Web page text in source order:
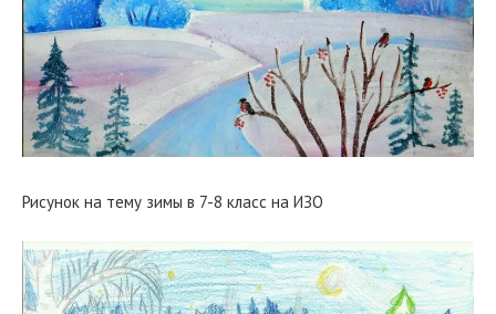
Рисунок на тему зимы в 7-8 класс на ИЗО